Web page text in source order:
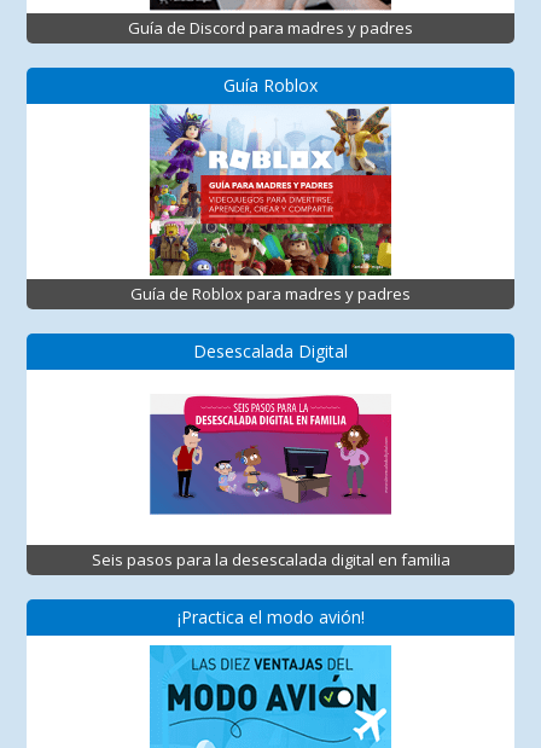
Guía de Discord para madres y padres
Guía Roblox
Guía de Roblox para madres y padres
Desescalada Digital
Seis pasos para la desescalada digital en familia
¡Practica el modo avión!